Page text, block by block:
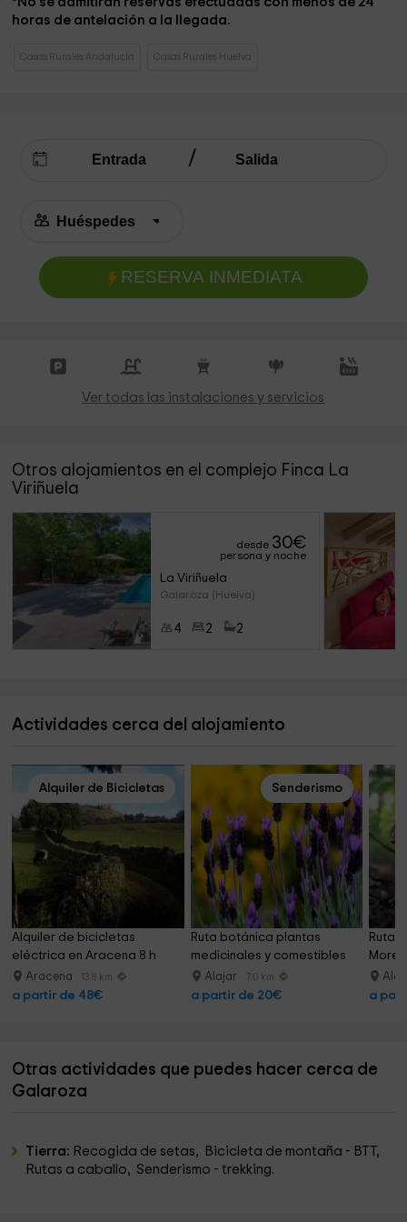
horas de antelación a la llegada.
Casas Rurales Andalucía Casas Rurales Huelva
RESERVA INMEDIATA
Ver todas las instalaciones y servicios
Otros alojamientos en el complejo Finca La
Viriñuela
desde 30€
persona y noche
La Viriñuela
Galaroza (Huelva)
4 2 2
Actividades cerca del alojamiento
Alquiler de Bicicletas
Alquiler de bicicletas
eléctrica en Aracena 8 h
Aracena 13.8 km
a partir de 48€
Senderismo
Ruta botánica plantas
medicinales y comestibles
Alajar 7.0 km
a partir de 20€
Ruta
a
Otras actividades que puedes hacer cerca de
Galaroza
Tierra: Recogida de setas, Bicicleta de montaña - BTT,
Rutas a caballo, Senderismo - trekking.